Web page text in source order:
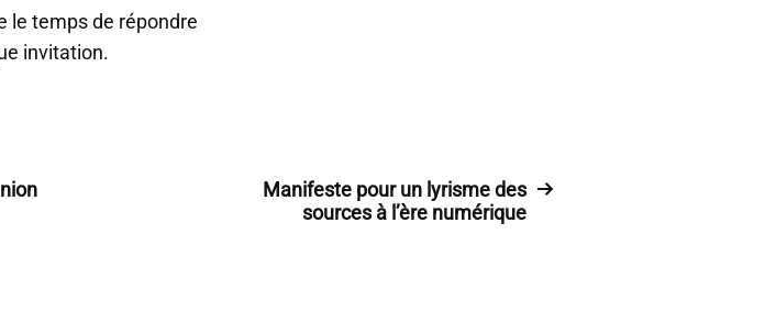
le temps de répondre
invitation.
Manifeste pour un lyrisme des
sources à l’ère numérique